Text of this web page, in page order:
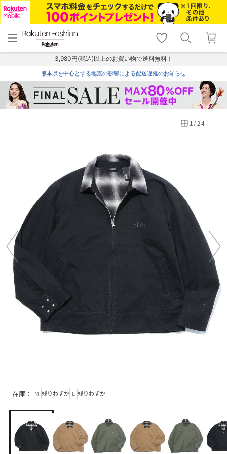
menu home
トップ
shopping_cart lock_outline
ログイン
3,980円(税込)以上のお買い物で送料無料！
熊本県を中心とする地震の影響による配送遅延のお知らせ
1/24
在庫： M 残りわずか L 残りわずか